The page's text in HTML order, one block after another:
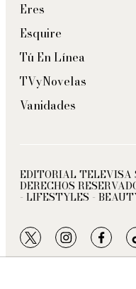
Eres
Esquire
Tú En Línea
TVyNovelas
Vanidades
EDITORIAL TELEVISA
DERECHOS
- LIFESTYLES -
twitterinstagram